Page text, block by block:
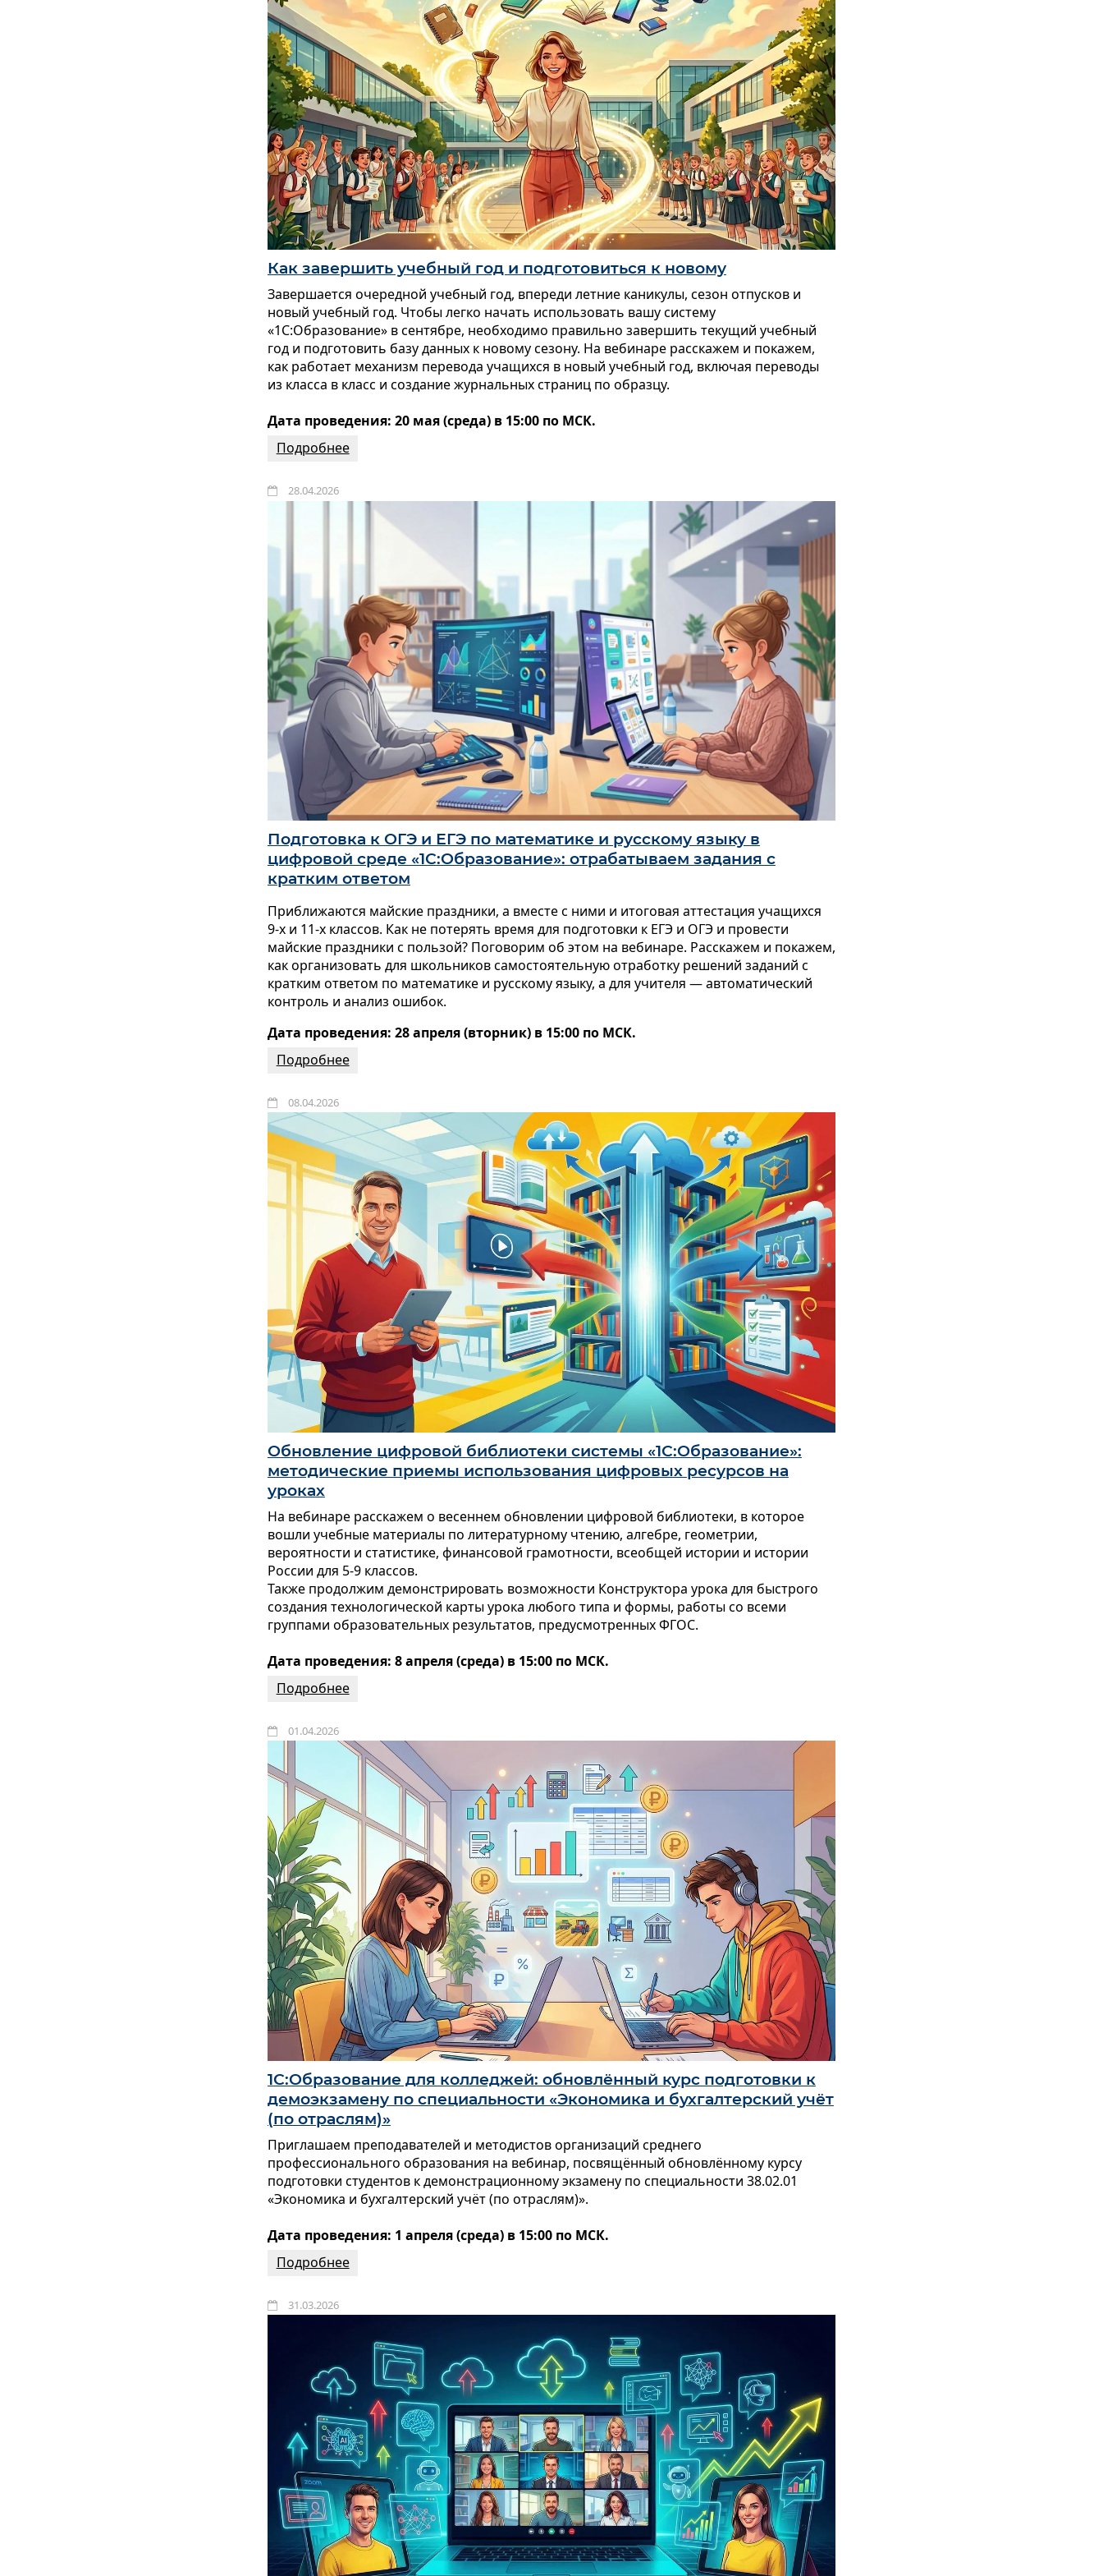
Как завершить учебный год и подготовиться к новому
Завершается очередной учебный год, впереди летние каникулы, сезон отпусков и
новый учебный год. Чтобы легко начать использовать вашу систему
«1С:Образование» в сентябре, необходимо правильно завершить текущий учебный
год и подготовить базу данных к новому сезону. На вебинаре расскажем и покажем,
как работает механизм перевода учащихся в новый учебный год, включая переводы
из класса в класс и создание журнальных страниц по образцу.
Дата проведения: 20 мая (среда) в 15:00 по МСК.
Подробнее
28.04.2026
Подготовка к ОГЭ и ЕГЭ по математике и русскому языку в
цифровой среде «1С:Образование»: отрабатываем задания с
кратким ответом
Приближаются майские праздники, а вместе с ними и итоговая аттестация учащихся
9-х и 11-х классов. Как не потерять время для подготовки к ЕГЭ и ОГЭ и провести
майские праздники с пользой? Поговорим об этом на вебинаре. Расскажем и покажем,
как организовать для школьников самостоятельную отработку решений заданий с
кратким ответом по математике и русскому языку, а для учителя — автоматический
контроль и анализ ошибок.
Дата проведения: 28 апреля (вторник) в 15:00 по МСК.
Подробнее
08.04.2026
Обновление цифровой библиотеки системы «1С:Образование»:
методические приемы использования цифровых ресурсов на
уроках
На вебинаре расскажем о весеннем обновлении цифровой библиотеки, в которое
вошли учебные материалы по литературному чтению, алгебре, геометрии,
вероятности и статистике, финансовой грамотности, всеобщей истории и истории
России для 5-9 классов.
Также продолжим демонстрировать возможности Конструктора урока для быстрого
создания технологической карты урока любого типа и формы, работы со всеми
группами образовательных результатов, предусмотренных ФГОС.
Дата проведения: 8 апреля (среда) в 15:00 по МСК.
Подробнее
01.04.2026
1С:Образование для колледжей: обновлённый курс подготовки к
демоэкзамену по специальности «Экономика и бухгалтерский учёт
(по отраслям)»
Приглашаем преподавателей и методистов организаций среднего
профессионального образования на вебинар, посвящённый обновлённому курсу
подготовки студентов к демонстрационному экзамену по специальности 38.02.01
«Экономика и бухгалтерский учёт (по отраслям)».
Дата проведения: 1 апреля (среда) в 15:00 по МСК.
Подробнее
31.03.2026